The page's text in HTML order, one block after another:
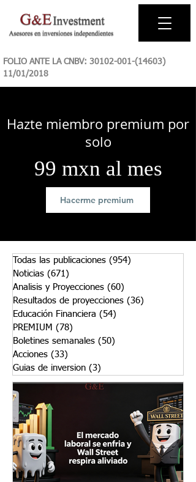
FOLIO ANTE LA CNBV: 30102-001-(14603)
11/01/2018
Hazte miembro premium por
solo
99 mxn al mes
Hacerme premium
Todas las publicaciones (954)
Noticias (671)
Analisis y Proyecciones (60)
Resultados de proyecciones (36)
Educación Financiera (54)
PREMIUM (78)
Boletines semanales (50)
Acciones (33)
Guias de inversion (3)